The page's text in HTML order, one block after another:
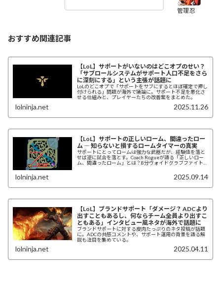
管理忍
おすすめ関連記事
【LoL】サポートがいないのはどこオプのせい？
「サブロールシステムがサポート人口不足をさら
に深刻にする」という主張が話題に
LoLのどこオプで「サポートをサブにするとほぼ確定で押し
付けられる」問題が海外で議論に。サポート不足を悪化さ
せる仕組みと、プレイヤーたちの改善案をまとめた。
lolninja.net 2025.11.26
【LoL】サポートの正しいローム、間違ったロー
ム ― 知らないと損するロームタイマーの真実
サポートにとってロームは強力な武器だが、経験値を落と
せば逆に試合を落とす。Coach Rogueが語る「正しいロー
ム、間違ったローム」とは？8分ヴォイドグラブファイト
lolninja.net 2025.09.14
【LoL】ブランドサポート「ダメージ？ ADCより
出すこともあるし、何ならチーム全員より出すこ
ともある」インタビュー風ネタが海外で話題に
ブランドサポートに対する皮肉たっぷりのネタ投稿が話題
に。ADCの共感コメントや、サポート運用の背景を語る解
説も注目を集めている。
lolninja.net 2025.04.11